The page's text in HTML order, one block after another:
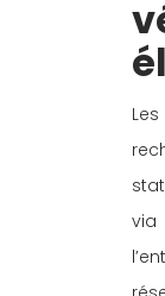
Les
via